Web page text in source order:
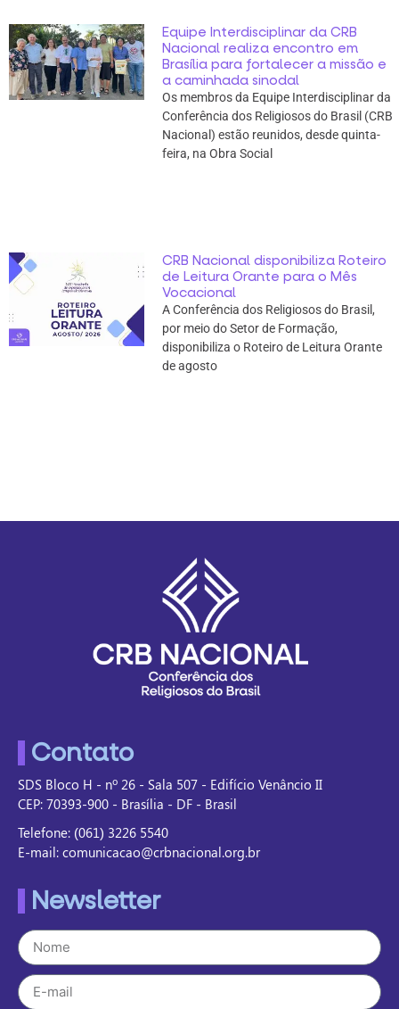
Equipe Interdisciplinar da CRB
Nacional realiza encontro em
Brasília para fortalecer a missão e
a caminhada sinodal
Os membros da Equipe Interdisciplinar da
Conferência dos Religiosos do Brasil (CRB
Nacional) estão reunidos, desde quinta-
feira, na Obra Social
CRB Nacional disponibiliza Roteiro
de Leitura Orante para o Mês
Vocacional
A Conferência dos Religiosos do Brasil,
por meio do Setor de Formação,
disponibiliza o Roteiro de Leitura Orante
de agosto
Contato
SDS Bloco H - nº 26 - Sala 507 - Edifício Venâncio II
CEP: 70393-900 - Brasília - DF - Brasil
Telefone: (061) 3226 5540
E-mail: comunicacao@crbnacional.org.br
Newsletter